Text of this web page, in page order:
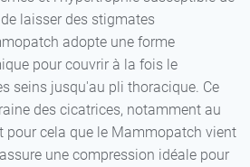
laisser des stigmates
adopte une forme
pour couvrir à la fois le
seins jusqu'au pli thoracique. Ce
des cicatrices, notamment au
pour cela que le Mammopatch vient
une compression idéale pour